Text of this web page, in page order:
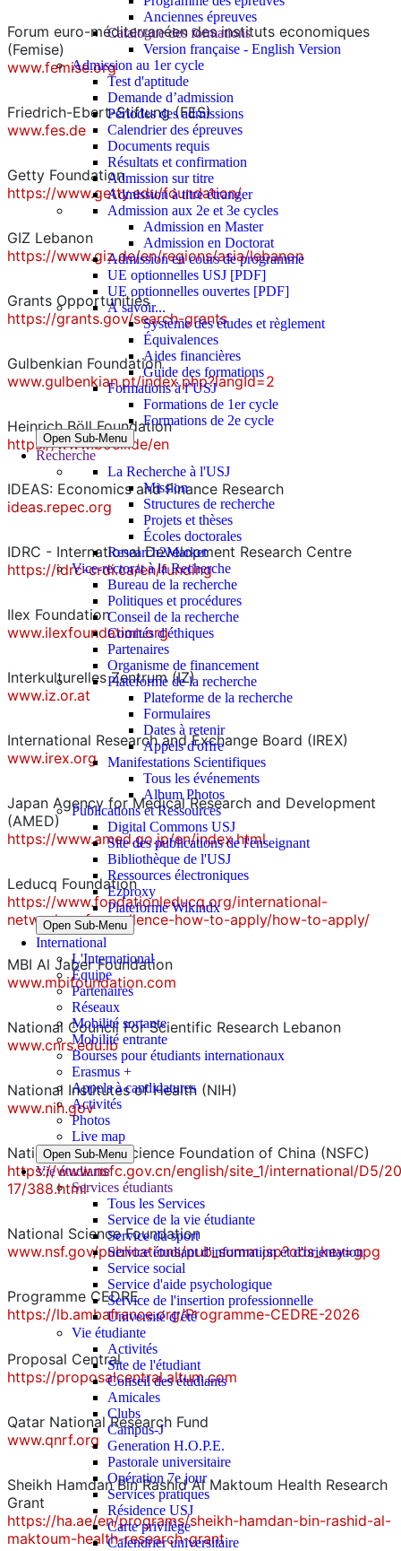
Anciennes épreuves
Catalogue des formations
Version française - English Version
Admission au 1er cycle
Test d'aptitude
Demande d’admission
Périodes des admissions
Calendrier des épreuves
Documents requis
Résultats et confirmation
Admission sur titre
Admission à titre étranger
Admission aux 2e et 3e cycles
Admission en Master
Admission en Doctorat
Admission en cours de programme
UE optionnelles USJ [PDF]
UE optionnelles ouvertes [PDF]
À savoir...
Système des études et règlement
Équivalences
Aides financières
Guide des formations
Formations à l’USJ
Formations de 1er cycle
Formations de 2e cycle
Open Sub-Menu
Recherche
La Recherche à l'USJ
Mission
Structures de recherche
Projets et thèses
Écoles doctorales
Research2Market
Vice-rectorat à la Recherche
Bureau de la recherche
Politiques et procédures
Conseil de la recherche
Comités d'éthiques
Partenaires
Organisme de financement
Plateforme de la recherche
Plateforme de la recherche
Formulaires
Dates à retenir
Appels d'offre
Manifestations Scientifiques
Tous les événements
Album Photos
Publications et Ressources
Digital Commons USJ
Site des publications de l'enseignant
Bibliothèque de l'USJ
Ressources électroniques
Ezproxy
Plateforme Wikindx
Open Sub-Menu
International
L'International
Équipe
Partenaires
Réseaux
Mobilité sortante
Mobilité entrante
Bourses pour étudiants internationaux
Erasmus +
Appels à candidatures
Activités
Photos
Live map
Open Sub-Menu
Vie étudiante
Services étudiants
Tous les Services
Service de la vie étudiante
Service du sport
Service étudiant d'information et d'orientation
Service social
Service d'aide psychologique
Service de l'insertion professionnelle
Université d’été
Vie étudiante
Activités
Site de l'étudiant
Conseil des étudiants
Amicales
Clubs
Campus-J
Generation H.O.P.E.
Pastorale universitaire
Opération 7e jour
Services pratiques
Résidence USJ
Carte privilège
Calendrier universitaire
Forum euro-méditerranéen des instituts economiques
(Femise)
www.femise.org
Friedrich-Ebert-Stiftung (FES)
www.fes.de
Getty Foundation
https://www.getty.edu/foundation/
GIZ Lebanon
https://www.giz.de/en/regions/asia/lebanon
Grants Opportunities
https://grants.gov/search-grants
Gulbenkian Foundation
www.gulbenkian.pt/index.php?langId=2
Heinrich Böll Foundation
https://www.boell.de/en
IDEAS: Economics and Finance Research
ideas.repec.org
IDRC - International Development Research Centre
https://idrc-crdi.ca/en/funding
Ilex Foundation
www.ilexfoundation.org
Interkulturelles Zentrum (IZ)
www.iz.or.at
International Research and Exchange Board (IREX)
www.irex.org
Japan Agency for Medical Research and Development
(AMED)
https://www.amed.go.jp/en/index.html
Leducq Foundation
https://www.fondationleducq.org/international-
networks-of-excellence-how-to-apply/how-to-apply/
MBI Al Jaber Foundation
www.mbifoundation.com
National Council For Scientific Research Lebanon
www.cnrs.edu.lb
National Institutes of Health (NIH)
www.nih.gov
National Natural Science Foundation of China (NSFC)
https://www.nsfc.gov.cn/english/site_1/international/D5/
17/388.html
National Science Foundation
www.nsf.gov/publications/pub_summ.jsp?ods_key=gpg
Programme CEDRE
https://lb.ambafrance.org/Programme-CEDRE-2026
Proposal Central
https://proposalcentral.altum.com
Qatar National Research Fund
www.qnrf.org
Sheikh Hamdan Bin Rashid Al Maktoum Health Research
Grant
https://ha.ae/en/programs/sheikh-hamdan-bin-rashid-al-
maktoum-health-research-grant